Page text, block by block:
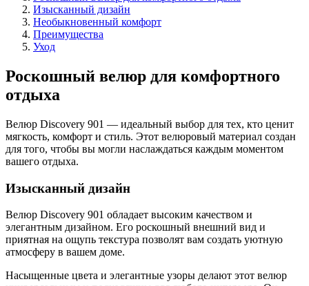
Изысканный дизайн
Необыкновенный комфорт
Преимущества
Уход
Роскошный велюр для комфортного
отдыха
Велюр Discovery 901 — идеальный выбор для тех, кто ценит
мягкость, комфорт и стиль. Этот велюровый материал создан
для того, чтобы вы могли наслаждаться каждым моментом
вашего отдыха.
Изысканный дизайн
Велюр Discovery 901 обладает высоким качеством и
элегантным дизайном. Его роскошный внешний вид и
приятная на ощупь текстура позволят вам создать уютную
атмосферу в вашем доме.
Насыщенные цвета и элегантные узоры делают этот велюр